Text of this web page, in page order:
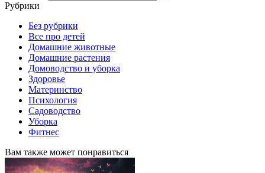
Рубрики
Без рубрики
Все про детей
Домашние животные
Домашние растения
Домоводство и уборка
Здоровье
Материнство
Психология
Садоводство
Уборка
Фитнес
Вам также может понравиться